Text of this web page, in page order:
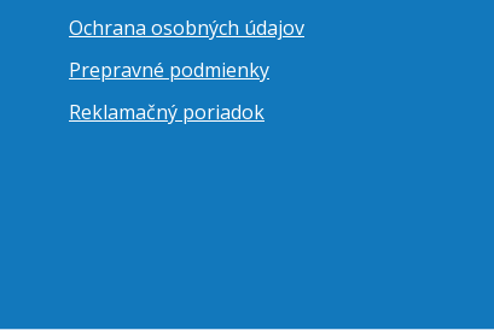
Ochrana osobných údajov
Prepravné podmienky
Reklamačný poriadok